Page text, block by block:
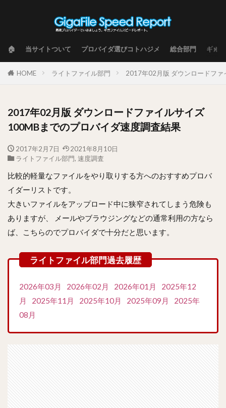
🏠 当サイトついて プロバイダ選びコトハジメ 総合部門 ギガ
HOME ライトファイル部門 2017年02月版 ダウンロードフ
2017年02月版 ダウンロードファイルサイズ
100MBまでのプロバイダ速度調査結果
2017年2月7日
2021年8月10日
ライトファイル部門, 速度調査
比較的軽量なファイルをやり取りする方へのおすすめプロバ
イダーリストです。
大きいファイルをアップロード中に狭窄されてしまう危険も
ありますが、 メールやブラウジングなどの通常利用の方なら
ば、こちらのでプロバイダで十分だと思います。
2026年03月 2026年02月 2026年01月
2025年12
月
2025年11月 2025年10月 2025年09月
2025年
08月